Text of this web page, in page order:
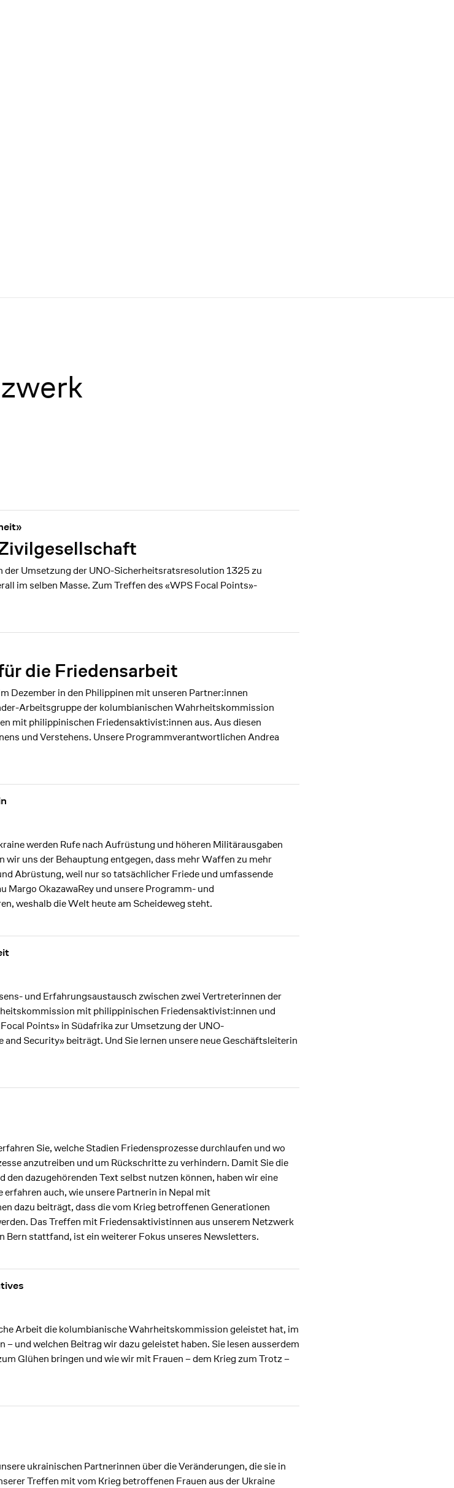
der Umsetzung der UNO-Sicherheitsratsresolution 1325 zu
im selben Masse. Zum Treffen des «WPS Focal Points»-
die Friedensarbeit
Dezember in den Philippinen mit unseren Partner:innen
Arbeitsgruppe der kolumbianischen Wahrheitskommission
mit philippinischen Friedensaktivist:innen aus. Aus diesen
und Verstehens. Unsere Programmverantwortlichen Andrea
werden Rufe nach Aufrüstung und höheren Militärausgaben
uns der Behauptung entgegen, dass mehr Waffen zu mehr
Abrüstung, weil nur so tatsächlicher Friede und umfassende
OkazawaRey und unsere Programm- und
weshalb die Welt heute am Scheideweg steht.
und Erfahrungsaustausch zwischen zwei Vertreterinnen der
mit philippinischen Friedensaktivist:innen und
Points» in Südafrika zur Umsetzung der UNO-
Security» beiträgt. Und Sie lernen unsere neue Geschäftsleiterin
Sie, welche Stadien Friedensprozesse durchlaufen und wo
anzutreiben und um Rückschritte zu verhindern. Damit Sie die
dazugehörenden Text selbst nutzen können, haben wir eine
auch, wie unsere Partnerin in Nepal mit
dazu beiträgt, dass die vom Krieg betroffenen Generationen
Das Treffen mit Friedensaktivistinnen aus unserem Netzwerk
Bern stattfand, ist ein weiterer Fokus unseres Newsletters.
Arbeit die kolumbianische Wahrheitskommission geleistet hat, im
und welchen Beitrag wir dazu geleistet haben. Sie lesen ausserdem
Glühen bringen und wie wir mit Frauen – dem Krieg zum Trotz –
ukrainischen Partnerinnen über die Veränderungen, die sie in
Treffen mit vom Krieg betroffenen Frauen aus der Ukraine